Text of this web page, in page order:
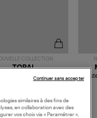
COLLECTION
TORAL
Killian Sport
Mousse
similaires à des fins de
en collaboration avec des
vos choix via « Paramétrer »,
Continuer sans accepter